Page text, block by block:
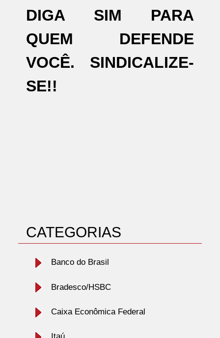
DIGA SIM PARA
QUEM DEFENDE
VOCÊ. SINDICALIZE-
SE!!
CATEGORIAS
Banco do Brasil
Bradesco/HSBC
Caixa Econômica Federal